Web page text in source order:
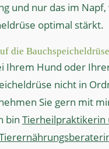
und nur das im Napf,
optimal stärkt.
die Bauchspeicheldrüse
Ihrem Hund oder
nicht in
Sie gern mit
bin Tierheilpraktikerin